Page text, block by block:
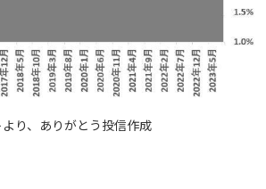
り、ありがとう投信作成